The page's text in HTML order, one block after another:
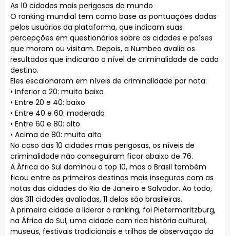
As 10 cidades mais perigosas do mundo
O ranking mundial tem como base as pontuações dadas
pelos usuários da plataforma, que indicam suas
percepções em questionários sobre as cidades e países
que moram ou visitam. Depois, a Numbeo avalia os
resultados que indicarão o nível de criminalidade de cada
destino.
Eles escalonaram em níveis de criminalidade por nota:
• Inferior a 20: muito baixo
• Entre 20 e 40: baixo
• Entre 40 e 60: moderado
• Entre 60 e 80: alto
• Acima de 80: muito alto
No caso das 10 cidades mais perigosas, os níveis de
criminalidade não conseguiram ficar abaixo de 76.
A África do Sul dominou o top 10, mas o Brasil também
ficou entre os primeiros destinos mais inseguros com as
notas das cidades do Rio de Janeiro e Salvador. Ao todo,
das 311 cidades avaliadas, 11 delas são brasileiras.
A primeira cidade a liderar o ranking, foi Pietermaritzburg,
na África do Sul, uma cidade com rica história cultural,
museus, festivais tradicionais e trilhas de observação da